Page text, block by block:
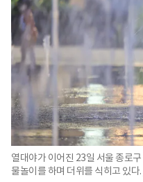
열대야가 이어진 23일 서울 종로
물놀이를 하며 더위를 식히고 있다